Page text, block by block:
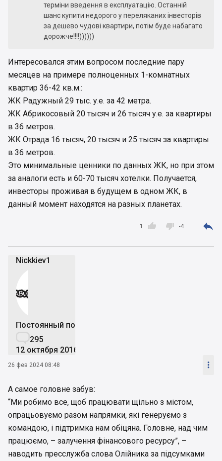
терміни введення в експлуатацію. Останній
шанс купити недорого у переляканих інвесторів
за дешево чудові квартири, потім буде набагато
дорожче!!!!))))))
Интересовался этим вопросом последние пару
месяцев на примере полноценных 1-комнатных
квартир 36-42 кв.м.:
ЖК Радужный 29 тыс. у.е. за 42 метра.
ЖК Абрикосовый 20 тысяч и 26 тысяч у.е. за квартиры
в 36 метров.
ЖК Отрада 16 тысяч, 20 тысяч и 25 тысяч за квартиры
в 36 метров.
Это минимальные ценники по данных ЖК, но при этом
за аналоги есть и 60-70 тысяч хотелки. Получается,
инвесторы проживая в будущем в одном ЖК, в
данный момент находятся на разных планетах.

1  -4 
Nickkiev1
Постоянный пользователь
295
12 октября 2016
26 фев 2024 08:48 
А самое головне забув:
“Ми робимо все, щоб працювати щільно з містом,
опрацьовуємо разом напрямки, які генеруємо з
командою, і підтримка нам обіцяна. Головне, над чим
працюємо, – залучення фінансового ресурсу”, –
наводить пресслужба слова Олійника за підсумками